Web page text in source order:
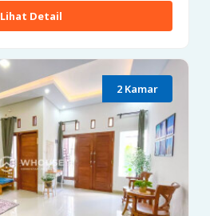
Lihat Detail
2 Kamar